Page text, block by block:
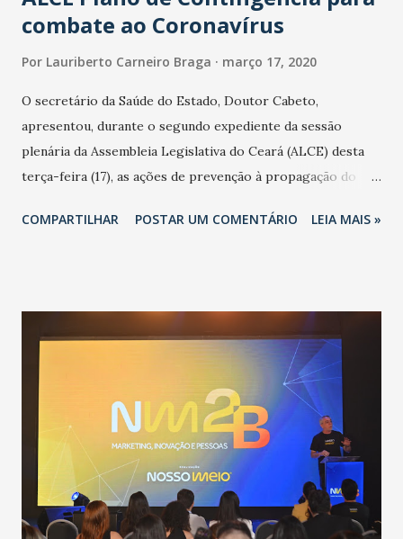
combate ao Coronavírus
Por Lauriberto Carneiro Braga março 17, 2020
O secretário da Saúde do Estado, Doutor Cabeto,
apresentou, durante o segundo expediente da sessão
plenária da Assembleia Legislativa do Ceará (ALCE) desta
terça-feira (17), as ações de prevenção à propagação do
adotadas pelo Governo do Estado na contenção da
população suspeita e de cuidados com os ambientes
públicos e domiciliares. “Nós não estamos vivendo uma
epidemia comum, como temos em todos os anos, com
aumento de casos de dengue, influenza ou H1N1. Trata-se
de uma epidemia com um vírus diferente, com um poder de
contaminação maior que outros coronavírus”, apontou o
secretário. Segundo ele, é uma epidemia com chance de
contaminação alta, podendo gerar um grande risco à
população e ao sistema de saúde. “Precisamos saber fazer a
COMPARTILHAR POSTAR UM COMENTÁRIO LEIA MAIS »